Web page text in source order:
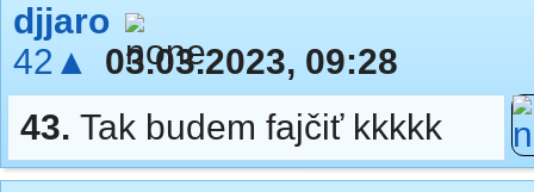
djjaro
42▲
03.03.2023, 09:28
43. Tak budem fajčiť kkkkk